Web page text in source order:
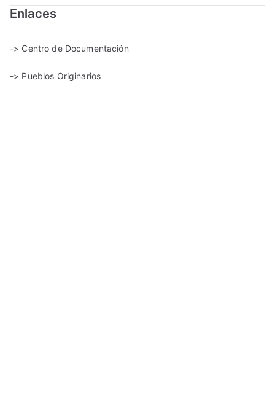
Enlaces
-> Centro de Documentación
-> Pueblos Originarios